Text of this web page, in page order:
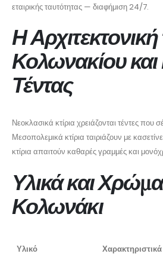
εταιρικής ταυτότητας — διαφήμιση 24/7.
Η
Κολωνακίου και
Τέντας
Νεοκλασικά κτίρια χρειάζονται τέντες που
Μεσοπολεμικά κτίρια ταιριάζουν με
κτίρια απαιτούν καθαρές γραμμές και
Υλικά και
Κολωνάκι
Υλικό Χαρακτηριστικά